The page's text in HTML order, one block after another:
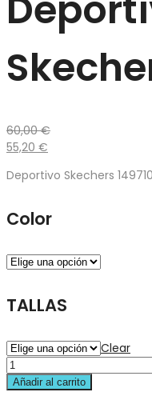
60,00€
55,20 €
Deportivo Skechers 149710
Color
TALLAS
Clear
Añadir al carrito